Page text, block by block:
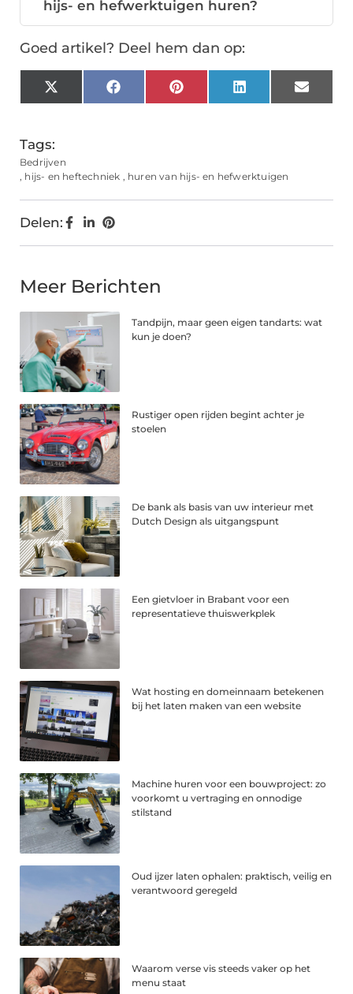
hijs- en hefwerktuigen huren?
Goed artikel? Deel hem dan op:
X
(Twitter)
FacebookPinterestLinkedInEmail
Tags:
Bedrijven
, hijs- en heftechniek , huren van hijs- en hefwerktuigen
Delen:
Meer Berichten
Tandpijn, maar geen eigen tandarts: wat
kun je doen?
Rustiger open rijden begint achter je
stoelen
De bank als basis van uw interieur met
Dutch Design als uitgangspunt
Een gietvloer in Brabant voor een
representatieve thuiswerkplek
Wat hosting en domeinnaam betekenen
bij het laten maken van een website
Machine huren voor een bouwproject: zo
voorkomt u vertraging en onnodige
stilstand
Oud ijzer laten ophalen: praktisch, veilig en
verantwoord geregeld
Waarom verse vis steeds vaker op het
menu staat